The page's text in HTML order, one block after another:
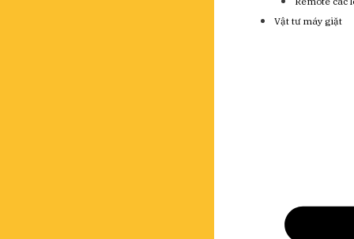
Vật tư máy giặt